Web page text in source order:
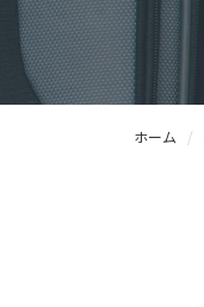
ホーム